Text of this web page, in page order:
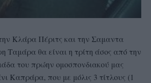
Κλάρα Πέριτς και την Σαμαντα
Ταμάρα θα είναι η τρίτη άσος από την
του πρώην ομοσπονδιακού μας
Καπράρα, που με μόλις 3 τίτλους (1